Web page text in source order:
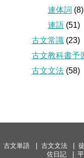
連体詞 (8)
連語 (51)
古文常識 (23)
古文教科書予
古文文法 (58)
古文単語 古文文法
佐日記